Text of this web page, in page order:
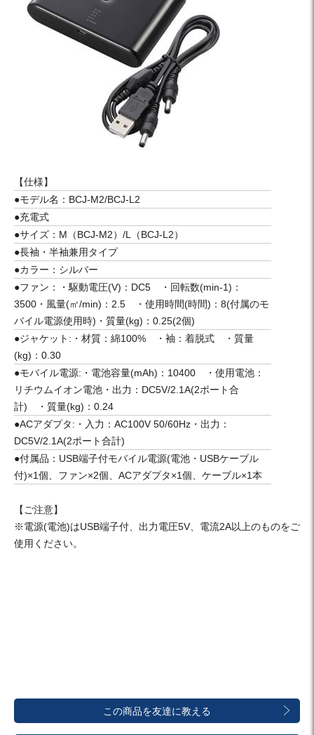
【仕様】
●モデル名：BCJ-M2/BCJ-L2
●充電式
●サイズ：M（BCJ-M2）/L（BCJ-L2）
●長袖・半袖兼用タイプ
●カラー：シルバー
●ファン：・駆動電圧(V)：DC5 ・回転数(min-1)：
3500・風量(㎡/min)：2.5 ・使用時間(時間)：8(付属のモ
バイル電源使用時)・質量(kg)：0.25(2個)
●ジャケット:・材質：綿100% ・袖：着脱式 ・質量
(kg)：0.30
●モバイル電源:・電池容量(mAh)：10400 ・使用電池：
リチウムイオン電池・出力：DC5V/2.1A(2ポート合
計) ・質量(kg)：0.24
●ACアダプタ:・入力：AC100V 50/60Hz・出力：
DC5V/2.1A(2ポート合計)
●付属品：USB端子付モバイル電源(電池・USBケーブル
付)×1個、ファン×2個、ACアダプタ×1個、ケーブル×1本
【ご注意】
※電源(電池)はUSB端子付、出力電圧5V、電流2A以上のものをご
使用ください。
この商品を友達に教える